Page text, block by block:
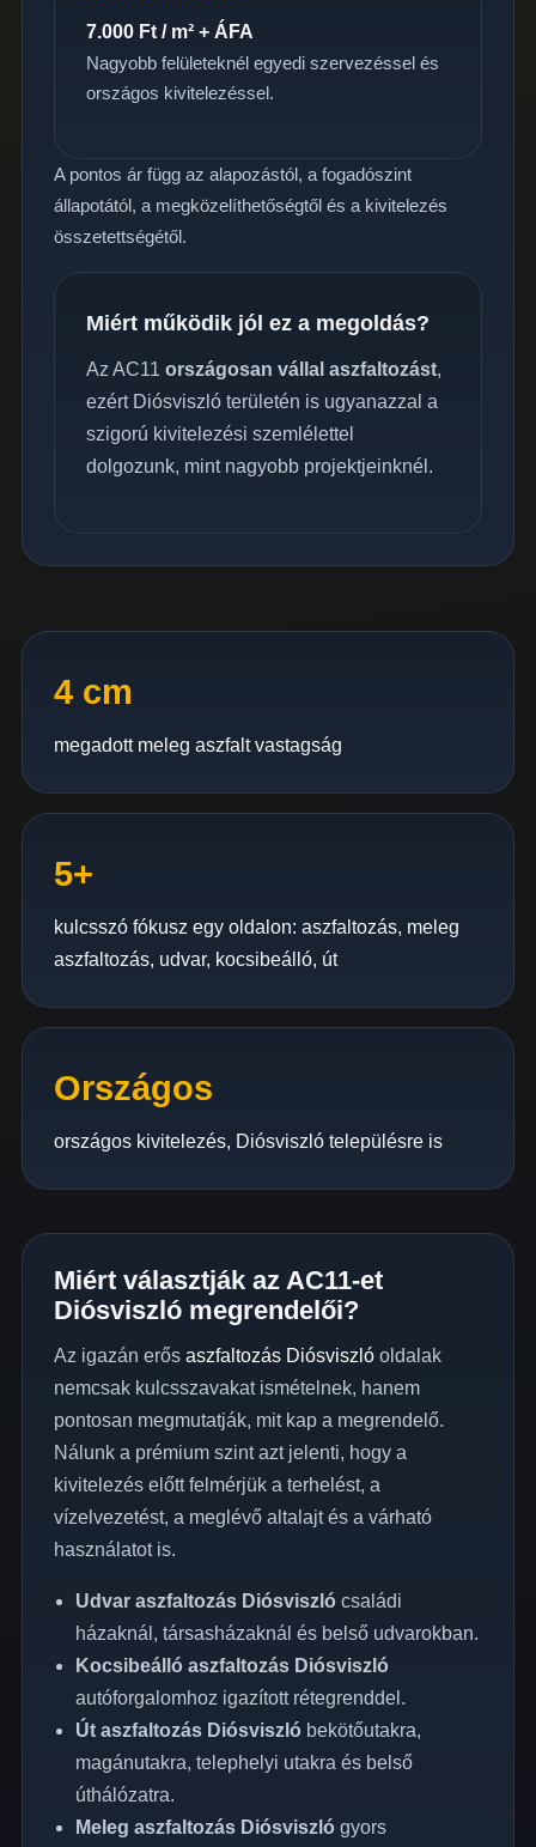
7.000 Ft / m² + ÁFA
Nagyobb felületeknél egyedi szervezéssel és
országos kivitelezéssel.
A pontos ár függ az alapozástól, a fogadószint
állapotától, a megközelíthetőségtől és a kivitelezés
összetettségétől.
Miért működik jól ez a megoldás?
Az AC11 országosan vállal aszfaltozást,
ezért Diósviszló területén is ugyanazzal a
szigorú kivitelezési szemlélettel
dolgozunk, mint nagyobb projektjeinknél.
4 cm
megadott meleg aszfalt vastagság
5+
kulcsszó fókusz egy oldalon: aszfaltozás, meleg
aszfaltozás, udvar, kocsibeálló, út
Országos
országos kivitelezés, Diósviszló településre is
Miért választják az AC11-et
Diósviszló megrendelői?
Az igazán erős aszfaltozás Diósviszlóoldalak
nemcsak kulcsszavakat ismételnek, hanem
pontosan megmutatják, mit kap a megrendelő.
Nálunk a prémium szint azt jelenti, hogy a
kivitelezés előtt felmérjük a terhelést, a
vízelvezetést, a meglévő altalajt és a várható
használatot is.
Udvar aszfaltozás Diósviszló családi
házaknál, társasházaknál és belső udvarokban.
Kocsibeálló aszfaltozás Diósviszló
autóforgalomhoz igazított rétegrenddel.
Út aszfaltozás Diósviszló bekötőutakra,
magánutakra, telephelyi utakra és belső
úthálózatra.
Meleg aszfaltozás Diósviszló gyors